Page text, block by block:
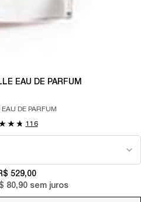
EAU DE PARFUM
DE PARFUM
116
529,00
80,90 sem juros